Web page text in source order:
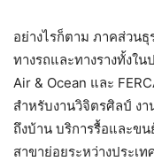
อย่างไรก็ตาม ภาคส่วน
ทางรถและทางรางทั้งใน
Air & Ocean และ
สำหรับงานวิจิตรศิลป์ ง
ถึงบ้าน บริการรื้อและขน
สาขาย่อยระหว่างประเ